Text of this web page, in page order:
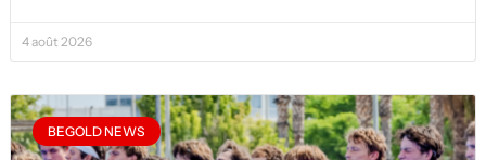
4 août 2026
BEGOLD NEWS